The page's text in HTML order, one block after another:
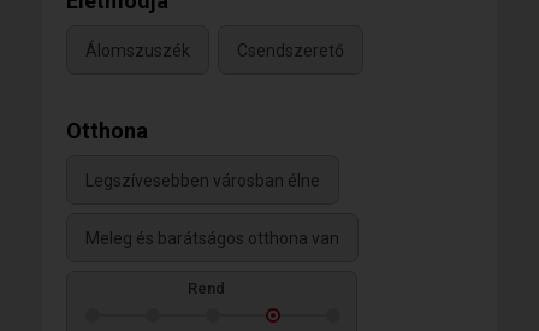
Álomszuszék Csendszerető
Otthona
Legszívesebben városban élne
Meleg és barátságos otthona van
Rend